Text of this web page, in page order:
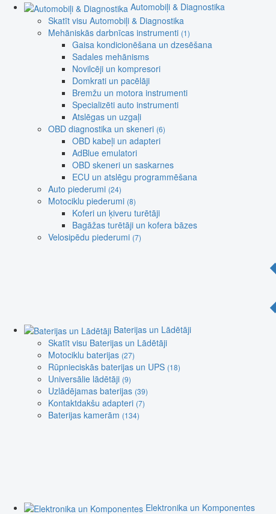
Automobiļi & Diagnostika
Skatīt visu Automobiļi & Diagnostika
Mehāniskās darbnīcas instrumenti (1)
Gaisa kondicionēšana un dzesēšana
Sadales mehānisms
Novilcēji un kompresori
Domkrati un pacēlāji
Bremžu un motora instrumenti
Specializēti auto instrumenti
Atslēgas un uzgaļi
OBD diagnostika un skeneri (6)
OBD kabeļi un adapteri
AdBlue emulatori
OBD skeneri un saskarnes
ECU un atslēgu programmēšana
Auto piederumi (24)
Motociklu piederumi (8)
Koferi un ķiveru turētāji
Bagāžas turētāji un kofera bāzes
Velosipēdu piederumi (7)
Baterijas un Lādētāji
Skatīt visu Baterijas un Lādētāji
Motociklu baterijas (27)
Rūpnieciskās baterijas un UPS (18)
Universālie lādētāji (9)
Uzlādējamas baterijas (39)
Kontaktdakšu adapteri (7)
Baterijas kamerām (134)
Elektronika un Komponentes